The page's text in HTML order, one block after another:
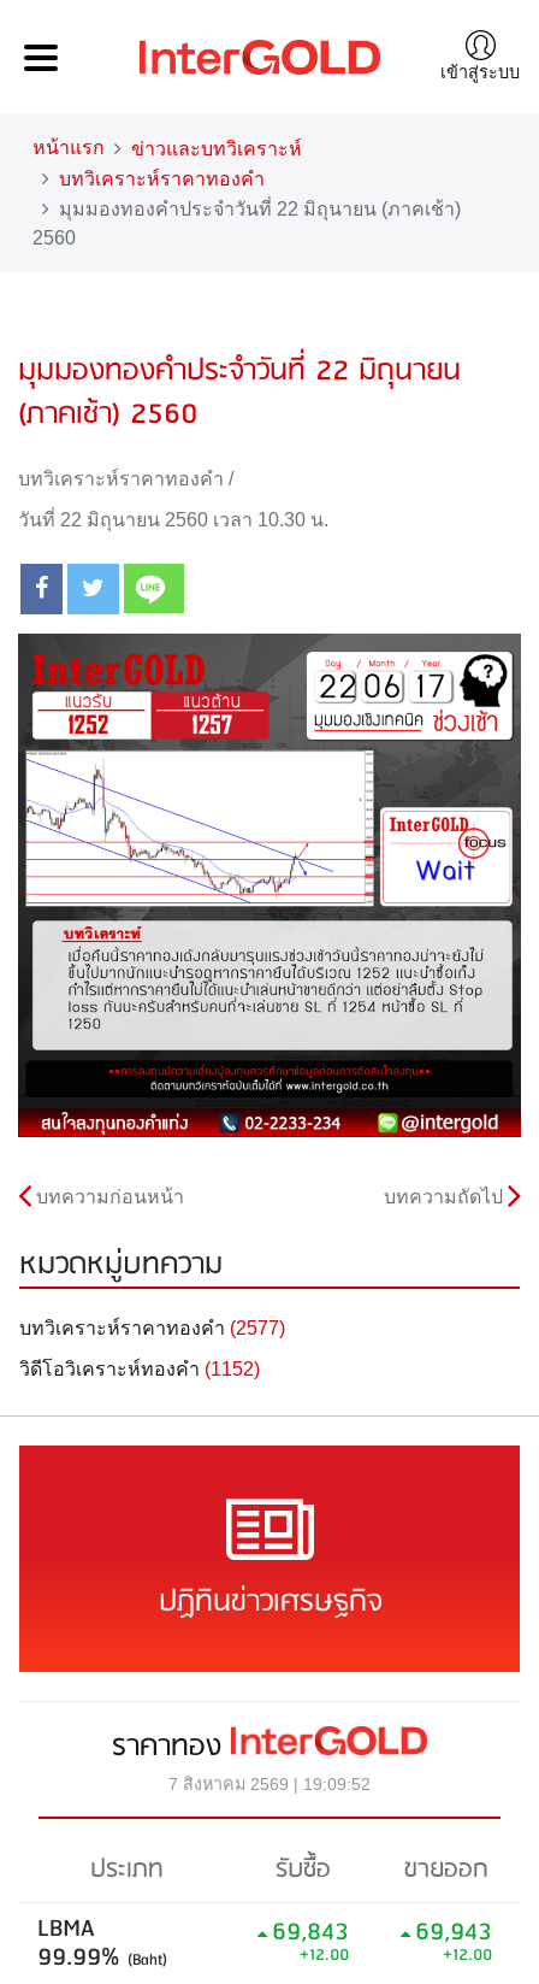
เข้าสู่ระบบ
หน้าแรก
ข่าวและบทวิเคราะห์
บทวิเคราะห์ราคาทองคำ
มุมมองทองคำประจำวันที่ 22 มิถุนายน (ภาคเช้า)
2560
มุมมองทองคำประจำวันที่ 22 มิถุนายน
(ภาคเช้า) 2560
บทวิเคราะห์ราคาทองคำ /
วันที่ 22 มิถุนายน 2560 เวลา 10.30 น.
บทความก่อนหน้า บทความถัดไป
หมวดหมู่บทความ
บทวิเคราะห์ราคาทองคำ (2577)
วิดีโอวิเคราะห์ทองคำ (1152)
ปฏิทินข่าวเศรษฐกิจ
ราคาทอง
7 สิงหาคม 2569 | 19:09:52
ประเภท รับซื้อ
ขายออก
LBMA
99.99% (Baht)
69,843
+12.00
69,943
+12.00